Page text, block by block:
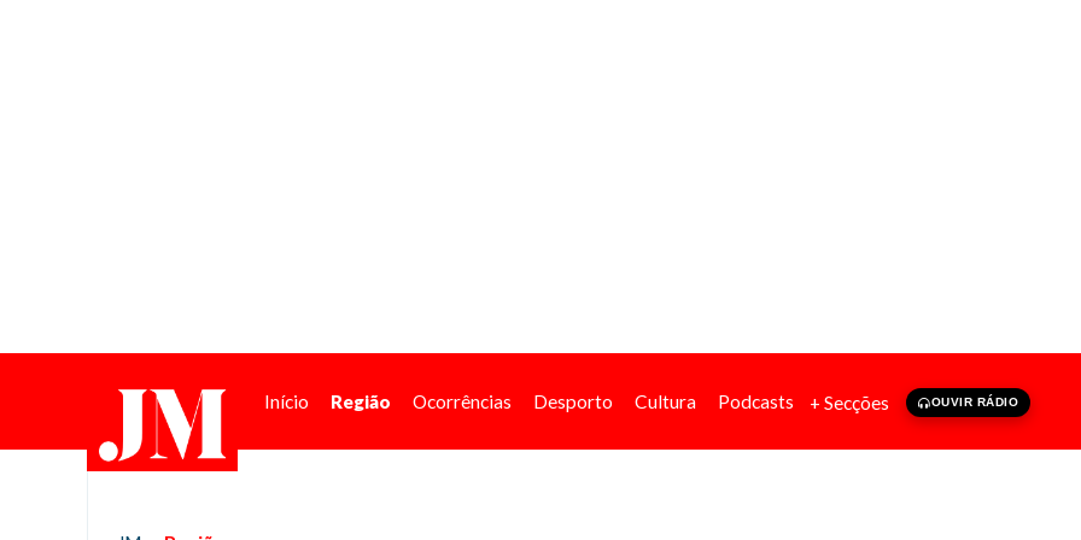
Início Região Ocorrências Desporto Cultura Podcasts + Secções OUVIR RÁDIO